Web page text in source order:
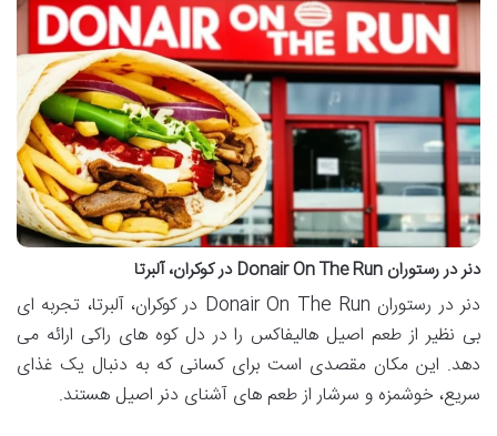
دنر در رستوران Donair On The Run در کوکران، آلبرتا
دنر در رستوران Donair On The Run در کوکران، آلبرتا، تجربه ای
بی نظیر از طعم اصیل هالیفاکس را در دل کوه های راکی ارائه می
دهد. این مکان مقصدی است برای کسانی که به دنبال یک غذای
سریع، خوشمزه و سرشار از طعم های آشنای دنر اصیل هستند.